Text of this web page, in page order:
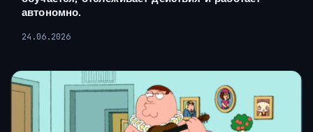
автономно.
24.06.2026